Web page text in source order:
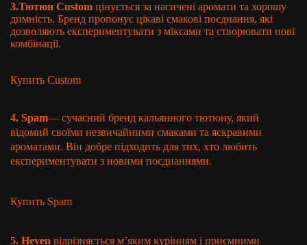
3.Тютюн Custom цінується за насичені аромати та хорошу
димність. Бренд пропонує цікаві смакові поєднання, які
дозволяють експериментувати з міксами та створювати нові
комбінації.
Купить Custom
4. Spam— сучасний бренд кальянного тютюну, який
відомий своїми незвичайними смаками та яскравими
ароматами. Він добре підходить для тих, хто любить
експериментувати з новими поєднаннями.
Купить Spam
5. Heven відрізняється м’яким курінням і приємними